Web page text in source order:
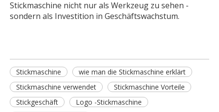
Stickmaschine nicht nur als Werkzeug zu sehen -
sondern als Investition in Geschäftswachstum.
Stickmaschine
wie man die Stickmaschine erklärt
Stickmaschine verwendet
Stickmaschine Vorteile
Stickgeschäft
Logo -Stickmaschine